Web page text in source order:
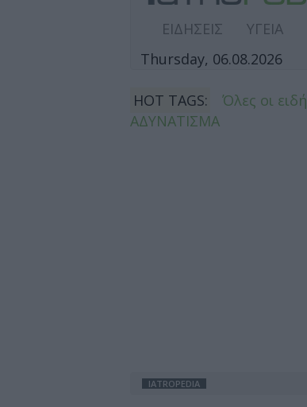
ΕΙΔΗΣΕΙΣ ΥΓΕΙΑ
Thursday, 06.08.2026
HOT TAGS: Όλες οι
ΑΔΥΝΑΤΙΣΜΑ
IATROPEDIA